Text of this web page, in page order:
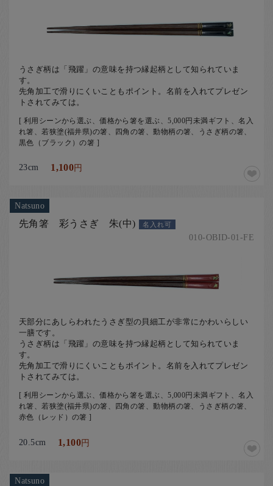
お知らせ
箸ブログ
うさぎ柄は「飛躍」の意味を持つ縁起柄として知られていま
す。
先角加工で滑りにくいこともポイント。名前を入れてプレゼン
トされてみては。
[ 利用シーンから選ぶ、価格から箸を選ぶ、5,000円未満ギフト、名入
れ箸、若狭塗(福井県)の箸、四角の箸、動物柄の箸、うさぎ柄の箸、
黒色（ブラック）の箸 ]
23cm 1,100円
Natsuno
先角箸 彩うさぎ 朱(中) 名入れ可
010-OBID-01-FE
天部分にあしらわれたうさぎ型の貝細工が非常にかわいらしい
一膳です。
うさぎ柄は「飛躍」の意味を持つ縁起柄として知られていま
す。
先角加工で滑りにくいこともポイント。名前を入れてプレゼン
トされてみては。
[ 利用シーンから選ぶ、価格から箸を選ぶ、5,000円未満ギフト、名入
れ箸、若狭塗(福井県)の箸、四角の箸、動物柄の箸、うさぎ柄の箸、
赤色（レッド）の箸 ]
20.5cm 1,100円
Natsuno